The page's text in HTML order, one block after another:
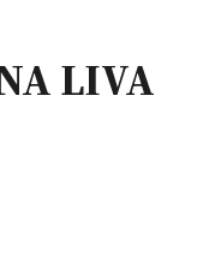
LIVA